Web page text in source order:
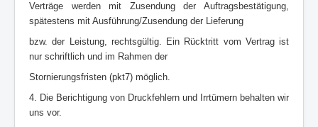
Verträge werden mit Zusendung der Auftragsbestätigung,
spätestens mit Ausführung/Zusendung der Lieferung
bzw. der Leistung, rechtsgültig. Ein Rücktritt vom Vertrag ist
nur schriftlich und im Rahmen der
Stornierungsfristen (pkt7) möglich.
4. Die Berichtigung von Druckfehlern und Irrtümern behalten wir
uns vor.